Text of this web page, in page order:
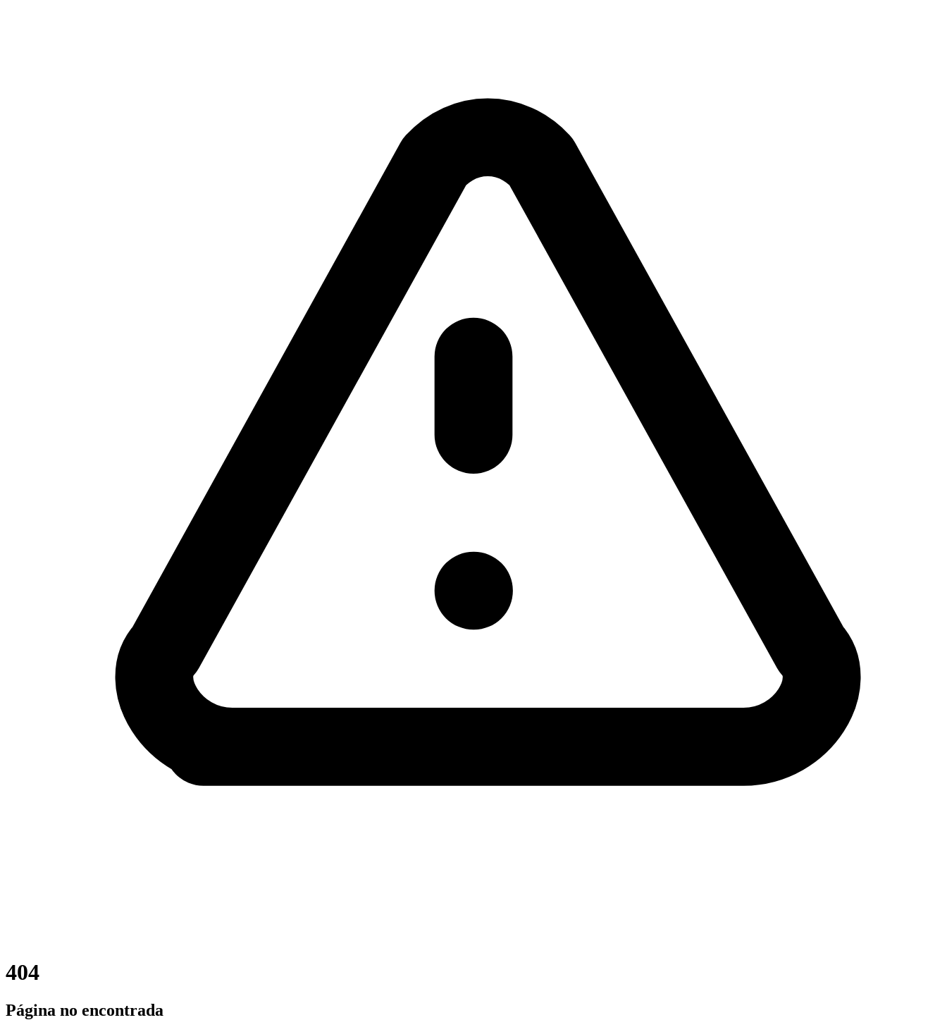
404
Página no encontrada